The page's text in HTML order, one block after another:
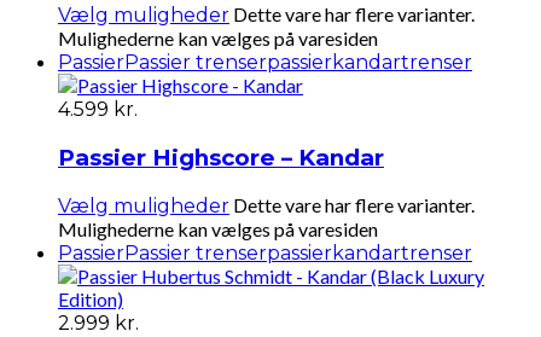
Vælg muligheder Dette vare har flere varianter.
Mulighederne kan vælges på varesiden
PassierPassier trenserpassierkandartrenser
4.599 kr.
Passier Highscore – Kandar
Vælg muligheder Dette vare har flere varianter.
Mulighederne kan vælges på varesiden
PassierPassier trenserpassierkandartrenser
2.999 kr.